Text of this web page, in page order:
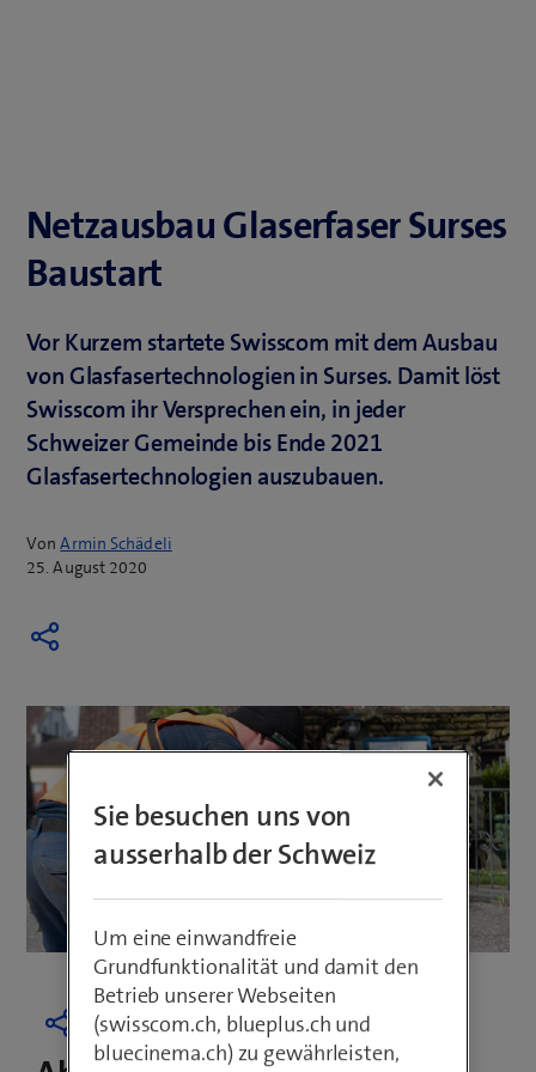
Netzausbau Glaserfaser Surses
Baustart
Vor Kurzem startete Swisscom mit dem Ausbau
von Glasfasertechnologien in Surses. Damit löst
Swisscom ihr Versprechen ein, in jeder
Schweizer Gemeinde bis Ende 2021
Glasfasertechnologien auszubauen.
VonArmin Schädeli
25. August 2020
Sie besuchen uns von
ausserhalb der Schweiz
Um eine einwandfreie
Grundfunktionalität und damit den
Betrieb unserer Webseiten
(swisscom.ch, blueplus.ch und
bluecinema.ch) zu gewährleisten,